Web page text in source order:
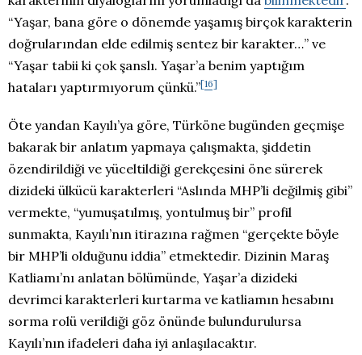
“Yaşar, bana göre o dönemde yaşamış birçok karakterin
doğrularından elde edilmiş sentez bir karakter…” ve
“Yaşar tabii ki çok şanslı. Yaşar’a benim yaptığım
hataları yaptırmıyorum çünkü.”[16]
Öte yandan Kayılı’ya göre, Türköne bugünden geçmişe
bakarak bir anlatım yapmaya çalışmakta, şiddetin
özendirildiği ve yüceltildiği gerekçesini öne sürerek
dizideki ülkücü karakterleri “Aslında MHP’li değilmiş gibi”
vermekte, “yumuşatılmış, yontulmuş bir” profil
sunmakta, Kayılı’nın itirazına rağmen “gerçekte böyle
bir MHP’li olduğunu iddia” etmektedir. Dizinin Maraş
Katliamı’nı anlatan bölümünde, Yaşar’a dizideki
devrimci karakterleri kurtarma ve katliamın hesabını
sorma rolü verildiği göz önünde bulundurulursa
Kayılı’nın ifadeleri daha iyi anlaşılacaktır.